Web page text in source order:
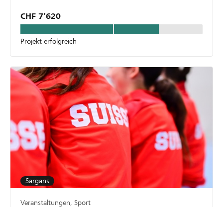
CHF 7’620
Projekt erfolgreich
Sargans
Veranstaltungen, Sport